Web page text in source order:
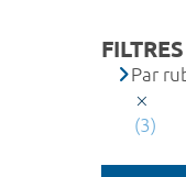
Par
(3)